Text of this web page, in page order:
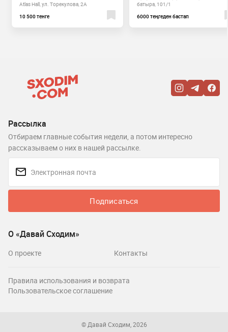
Atlas Hall, ул. Торекулова, 2А
10 500 тенге
батыра, 101/1
6000 теңгеден бастап
Рассылка
Отбираем главные события недели, а потом интересно
рассказываем о них в нашей рассылке.
Подписаться
О «Давай Сходим»
О проекте Контакты
Правила использования и возврата
Пользовательское соглашение
© Давай Сходим, 2026